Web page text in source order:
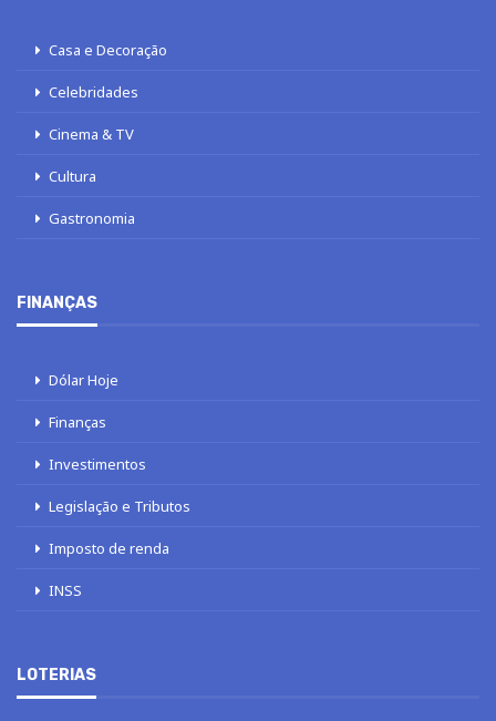
Casa e Decoração
Celebridades
Cinema & TV
Cultura
Gastronomia
FINANÇAS
Dólar Hoje
Finanças
Investimentos
Legislação e Tributos
Imposto de renda
INSS
LOTERIAS